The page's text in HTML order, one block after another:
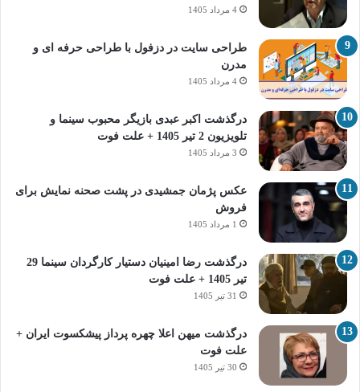
4 مرداد 1405
طراحی سایت در دزفول با طراحی حرفه‌ ای و
مدرن
4 مرداد 1405
درگذشت اکبر عبدی بازیگر محبوب سینما و
تلویزیون 2 تیر 1405 + علت فوت
3 مرداد 1405
عکس پژمان جمشیدی در پشت صحنه نمایش برای
فروش
1 مرداد 1405
درگذشت رضا امینیان دستیار کارگردان سینما 29
تیر 1405 + علت فوت
31 تیر 1405
درگذشت میهن اعلا چهره پرداز پیشکسوت ایران +
علت فوت
30 تیر 1405